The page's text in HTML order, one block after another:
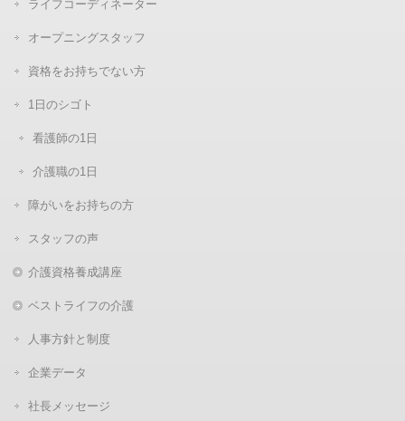
ライフコーディネーター
オープニングスタッフ
資格をお持ちでない方
1日のシゴト
看護師の1日
介護職の1日
障がいをお持ちの方
スタッフの声
介護資格養成講座
ベストライフの介護
人事方針と制度
企業データ
社長メッセージ